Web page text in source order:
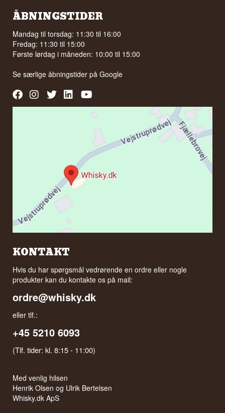
ÅBNINGSTIDER
Mandag til torsdag: 11:30 til 16:00
Fredag: 11:30 til 15:00
Første lørdag i måneden: 10:00 til 15:00
Se særlige åbningstider påGoogle
KONTAKT
Hvis du har spørgsmål vedrørende en ordre eller nogle
produkter kan du kontakte os på mail:
ordre@whisky.dk
eller tlf.:
+45 5210 6093
(Tlf. tider: kl. 8:15 - 11:00)
Med venlig hilsen
Henrik Olsen og Ulrik Bertelsen
Whisky.dk ApS